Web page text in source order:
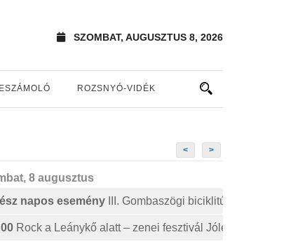
SZOMBAT, AUGUSZTUS 8, 2026
ROZSNYÓ-VIDÉK
< >
8 augusztus
napos esemény
III. Gombaszögi biciklitúra
Rock a Leánykő alatt – zenei fesztivál Jólészen